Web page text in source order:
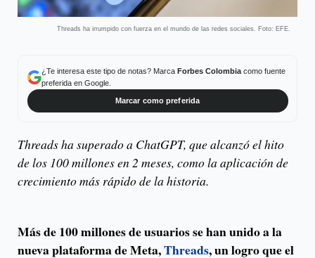
Threads ha irrumpido con fuerza en el mundo de las redes sociales. Foto: EFE.
¿Te interesa este tipo de notas? Marca Forbes Colombiacomo fuente
preferida en Google.
Marcar como preferida
Threads ha superado a ChatGPT, que alcanzó el hito
de los 100 millones en 2 meses, como la aplicación de
crecimiento más rápido de la historia.
Más de 100 millones de usuarios se han unido a la
nueva plataforma de Meta,Threads, un logro que el